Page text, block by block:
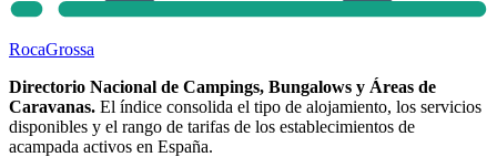
RocaGrossa
Directorio Nacional de Campings, Bungalows y Áreas de
Caravanas. El índice consolida el tipo de alojamiento, los servicios
disponibles y el rango de tarifas de los establecimientos de
acampada activos en España.